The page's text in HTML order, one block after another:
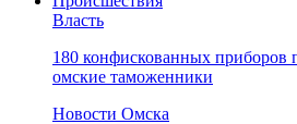
Власть
180 конфискованных
омские таможенники
Новости Омска